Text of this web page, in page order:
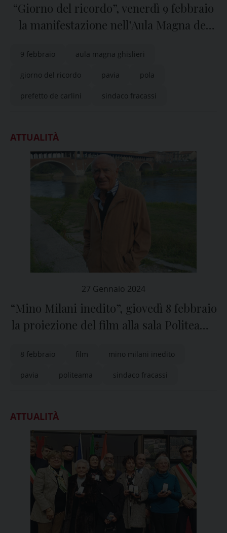
“Giorno del ricordo”, venerdì 9 febbraio
la manifestazione nell’Aula Magna del
9 febbraio aula magna ghislieri
giorno del ricordo pavia pola
prefetto de carlini sindaco fracassi
ATTUALITÀ
27 Gennaio 2024
“Mino Milani inedito”, giovedì 8 febbraio
la proiezione del film alla sala Politeama
8 febbraio film mino milani inedito
pavia politeama sindaco fracassi
ATTUALITÀ